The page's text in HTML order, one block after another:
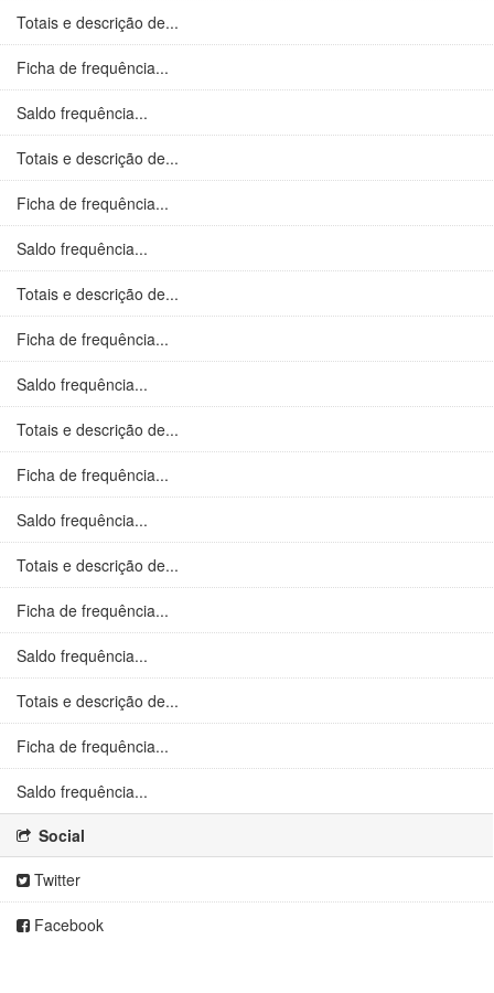
Totais e descrição de...
Ficha de frequência...
Saldo frequência...
Totais e descrição de...
Ficha de frequência...
Saldo frequência...
Totais e descrição de...
Ficha de frequência...
Saldo frequência...
Totais e descrição de...
Ficha de frequência...
Saldo frequência...
Totais e descrição de...
Ficha de frequência...
Saldo frequência...
Totais e descrição de...
Ficha de frequência...
Saldo frequência...
Social
Twitter
Facebook